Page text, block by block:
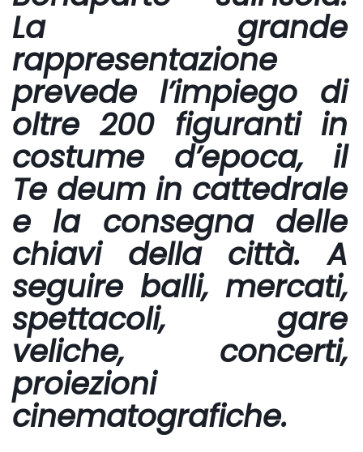
La grande
rappresentazione
prevede l’impiego di
oltre 200 figuranti in
costume d’epoca, il
Te deum in cattedrale
e la consegna delle
chiavi della città. A
seguire balli, mercati,
spettacoli, gare
veliche, concerti,
proiezioni
cinematografiche.